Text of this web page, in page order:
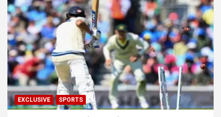
EXCLUSIVE SPORTS